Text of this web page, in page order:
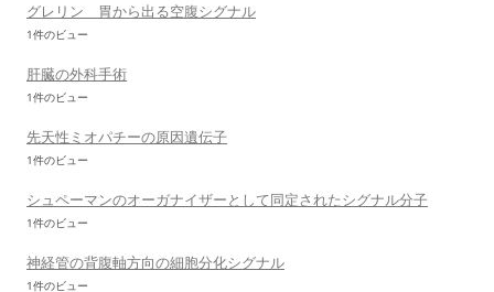
グレリン 胃から出る空腹シグナル
1件のビュー
肝臓の外科手術
1件のビュー
先天性ミオパチーの原因遺伝子
1件のビュー
シュペーマンのオーガナイザーとして同定されたシグナル分子
1件のビュー
神経管の背腹軸方向の細胞分化シグナル
1件のビュー